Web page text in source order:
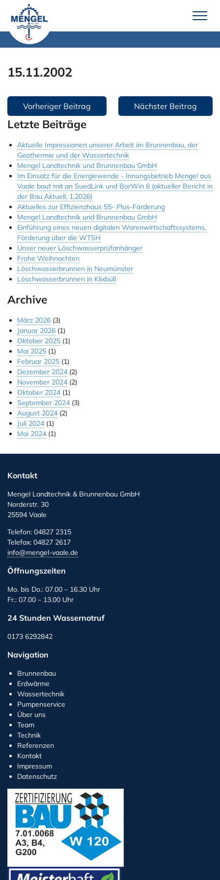
Inhalt
springen
Brunnenbau
Erdwärme
Wassertechnik
Unternehmen
Über uns
Team Mengel
Technik
Jobs & Ausbildung
Referenzen
Kontakt
Instagram
15.11.2002
Beitragsnavigation
Vorheriger Beitrag Nächster Beitrag
Letzte Beiträge
Aktuelle Impressionen unserer Arbeit im Brunnenbau, der
Geothermie und der Wassertechnik
Mengel Landtechnik und Brunnenbau GmbH
Im Einsatz für die Energiewende - Innungsbetrieb Mengel aus
Vaale baut mit an SuedLink und BorWin 6 (aktueller Bericht in
der Bau Aktuell, 1.2026)
Aktuelles zur Effizienzhaus 55- Plus-Förderung
Mengel Landtechnik und Brunnenbau GmbH
Einführung eines neuen digitalen Warenwirtschaftssystems,
Förderung über die WTSH
Unser neuer Löschwasserprüfanhänger
Frohe Weihnachten
Löschwasserbrunnen in Neumünster
Löschwasserbrunnen in Klixbüll
Archive
März 2026 (3)
Januar 2026 (1)
Oktober 2025 (1)
Mai 2025 (1)
Februar 2025 (1)
Dezember 2024 (2)
November 2024 (2)
Oktober 2024 (1)
September 2024 (3)
August 2024 (2)
Juli 2024 (1)
Mai 2024 (1)
Kontakt
Mengel Landtechnik & Brunnenbau GmbH
Norderstr. 30
25594 Vaale
Telefon: 04827 2315
Telefax: 04827 2617
info@mengel-vaale.de
Öffnungszeiten
Mo. bis Do.: 07.00 – 16.30 Uhr
Fr.: 07.00 – 13.00 Uhr
24 Stunden Wassernotruf
0173 6292842
Navigation
Brunnenbau
Erdwärme
Wassertechnik
Pumpenservice
Über uns
Team
Technik
Referenzen
Kontakt
Impressum
Datenschutz